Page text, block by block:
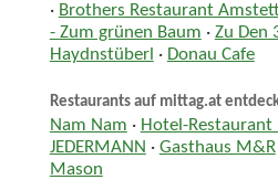
· Brothers Restaurant
- Zum grünen Baum · Zu Den
Haydnstüberl · Donau Cafe
Restaurants auf mittag.at
Nam Nam · Hotel-
JEDERMANN · Gasthaus M&R
Mason